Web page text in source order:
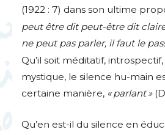
(1922 : 7) dans son ultime
peut être dit peut-être dit
ne peut pas parler, il faut le
Qu’il soit méditatif,
mystique, le silence hu-main
certaine manière, « parlant »
Qu’en est-il du silence en